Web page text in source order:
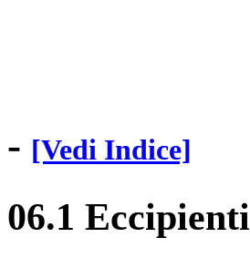
- [Vedi Indice]
06.1 Eccipienti